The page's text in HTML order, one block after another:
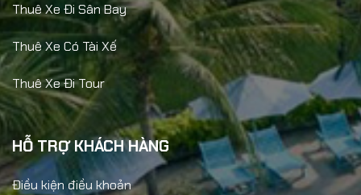
Thuê Xe Đi Sân Bay
Thuê Xe Có Tài Xế
Thuê Xe Đi Tour
HỖ TRỢ KHÁCH HÀNG
Điều kiện điều khoản